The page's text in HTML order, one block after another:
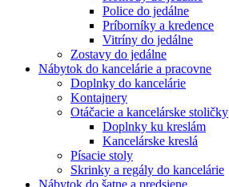
Police do jedálne
Príborníky a kredence
Vitríny do jedálne
Zostavy do jedálne
Nábytok do kancelárie a pracovne
Doplnky do kancelárie
Kontajnery
Otáčacie a kancelárske stoličky
Doplnky ku kreslám
Kancelárske kreslá
Písacie stoly
Skrinky a regály do kancelárie
Nábytok do šatne a predsiene